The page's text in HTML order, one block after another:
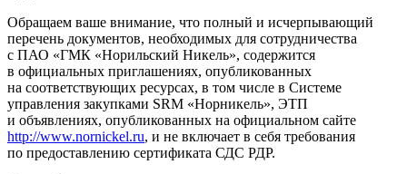
Обращаем ваше внимание, что полный и исчерпывающий
перечень документов, необходимых для сотрудничества
с ПАО «ГМК «Норильский Никель», содержится
в официальных приглашениях, опубликованных
на соответствующих ресурсах, в том числе в Системе
управления закупками SRM «Норникель», ЭТП
и объявлениях, опубликованных на официальном сайте
http://www.nornickel.ru, и не включает в себя требования
по предоставлению сертификата СДС РДР.